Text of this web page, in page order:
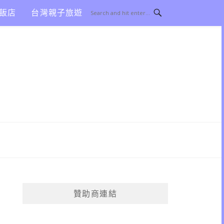
店 台灣親子旅遊
贊助商連結